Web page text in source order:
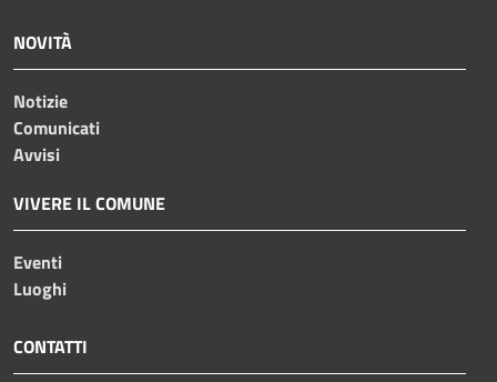
NOVITÀ
Notizie
Comunicati
Avvisi
VIVERE IL COMUNE
Eventi
Luoghi
CONTATTI